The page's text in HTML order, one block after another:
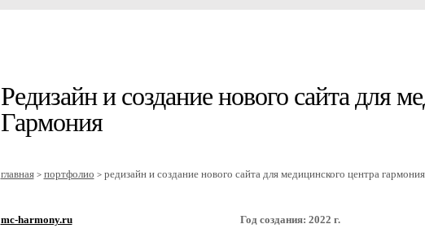
Редизайн и создание нового сайта для
Гармония
главная > портфолио > редизайн и создание нового сайта для медицинского центра гармония
mc-harmony.ru Год создания: 2022 г.